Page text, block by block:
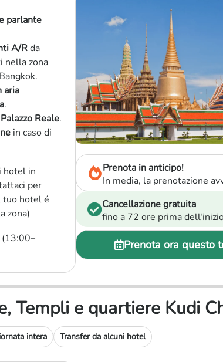
parlante
A/Rda
nella zona
aria
.
Reale.
in caso di
hotel in
per
tuo hotel é
zona)
(13:00–
Prenota in anticipo!
In media, la prenotazione
Cancellazione gratuita
fino a 72 ore prima
Prenota ora questo
e quartiere Kudi
intera Transfer da alcuni hotel